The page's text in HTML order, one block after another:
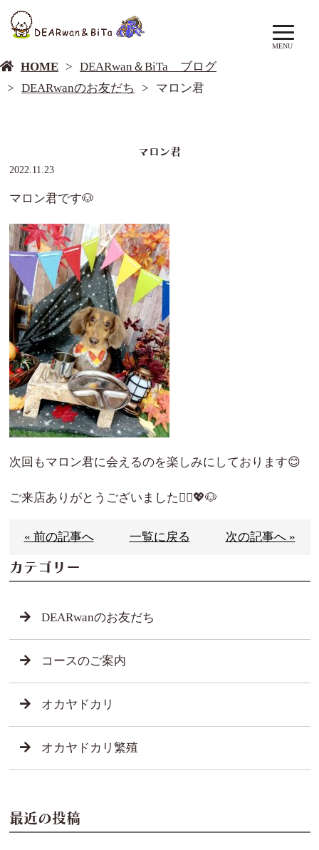
MENU
HOME
DEARwan＆BiTa ブログ
DEARwanのお友だち
マロン君
マロン君
2022.11.23
マロン君です🐶
次回もマロン君に会えるのを楽しみにしております😊
ご来店ありがとうございました🙇‍♀️💖🐶
« 前の記事へ 一覧に戻る 次の記事へ »
カテゴリー
DEARwanのお友だち
コースのご案内
オカヤドカリ
オカヤドカリ繁殖
最近の投稿